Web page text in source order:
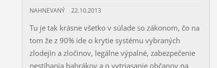
NAHNEVANÝ 22.10.2013
Tu je tak krásne všetko v súlade so zákonom, čo na
tom že z 90% ide o krytie systému vybraných
zlodejín a zločinov, legálne výpalné, zabezpečenie
nestíhania babrákov a o vytriasanie občanov na